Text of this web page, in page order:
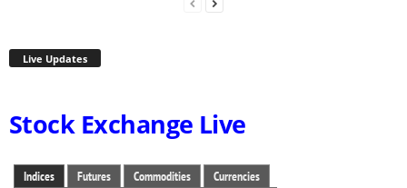
Live Updates
Stock Exchange Live